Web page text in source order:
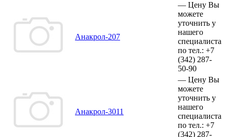
Анакрол-207
— Цену Вы
можете
уточнить у
нашего
специалиста
по тел.: +7
(342) 287-
50-90
Анакрол-3011
— Цену Вы
можете
уточнить у
нашего
специалиста
по тел.: +7
(342) 287-